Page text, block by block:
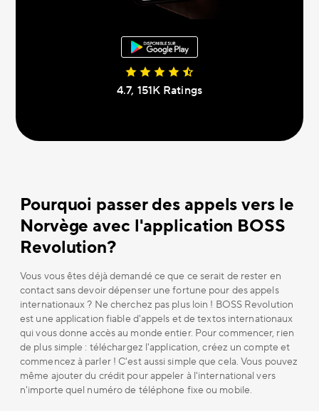
4.7, 151К Ratings
Pourquoi passer des appels vers le
Norvège avec l'application BOSS
Revolution?
Vous vous êtes déjà demandé ce que ce serait de rester en
contact sans devoir dépenser une fortune pour des appels
internationaux ? Ne cherchez pas plus loin ! BOSS Revolution
est une application fiable d'appels et de textos internationaux
qui vous donne accès au monde entier. Pour commencer, rien
de plus simple : téléchargez l'application, créez un compte et
commencez à parler ! C'est aussi simple que cela. Vous pouvez
même ajouter du crédit pour appeler à l'international vers
n'importe quel numéro de téléphone fixe ou mobile.